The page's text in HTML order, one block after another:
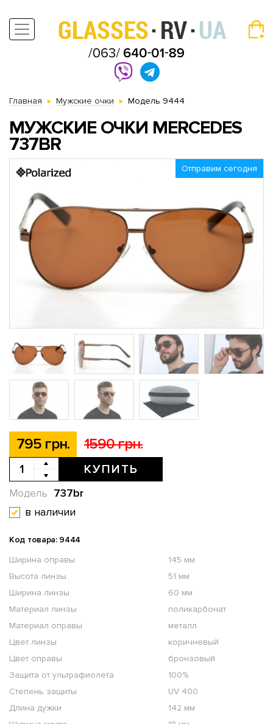
Главная Мужские очки Модель 9444
МУЖСКИЕ ОЧКИ MERCEDES
737BR
Отправим сегодня
795 грн. 1590 грн.
КУПИТЬ
737br
Модель
в наличии
Код товара: 9444
Ширина оправы
145 мм
Высота линзы
51 мм
Ширина линзы
60 мм
Материал линзы
поликарбонат
Материал оправы
металл
Цвет линзы
коричневый
Цвет оправы
бронзовый
Защита от ультрафиолета
100%
Степень защиты
UV 400
Длина дужки
142 мм